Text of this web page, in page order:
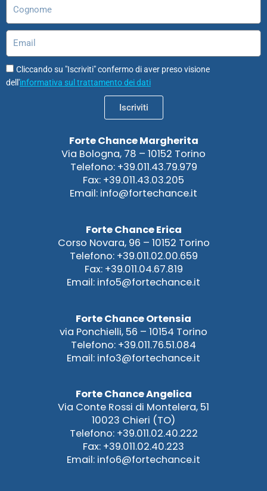
Cliccando su "Iscriviti" confermo di aver preso visione
dell'informativa sul trattamento dei dati
Iscriviti
Forte Chance Margherita
Via Bologna, 78 – 10152 Torino
Telefono: +39.011.43.79.979
Fax: +39.011.43.03.205
Email: info@fortechance.it
Forte Chance Erica
Corso Novara, 96 – 10152 Torino
Telefono: +39.011.02.00.659
Fax: +39.011.04.67.819
Email: info5@fortechance.it
Forte Chance Ortensia
via Ponchielli, 56 – 10154 Torino
Telefono: +39.011.76.51.084
Email: info3@fortechance.it
Forte Chance Angelica
Via Conte Rossi di Montelera, 51
10023 Chieri (TO)
Telefono: +39.011.02.40.222
Fax: +39.011.02.40.223
Email: info6@fortechance.it